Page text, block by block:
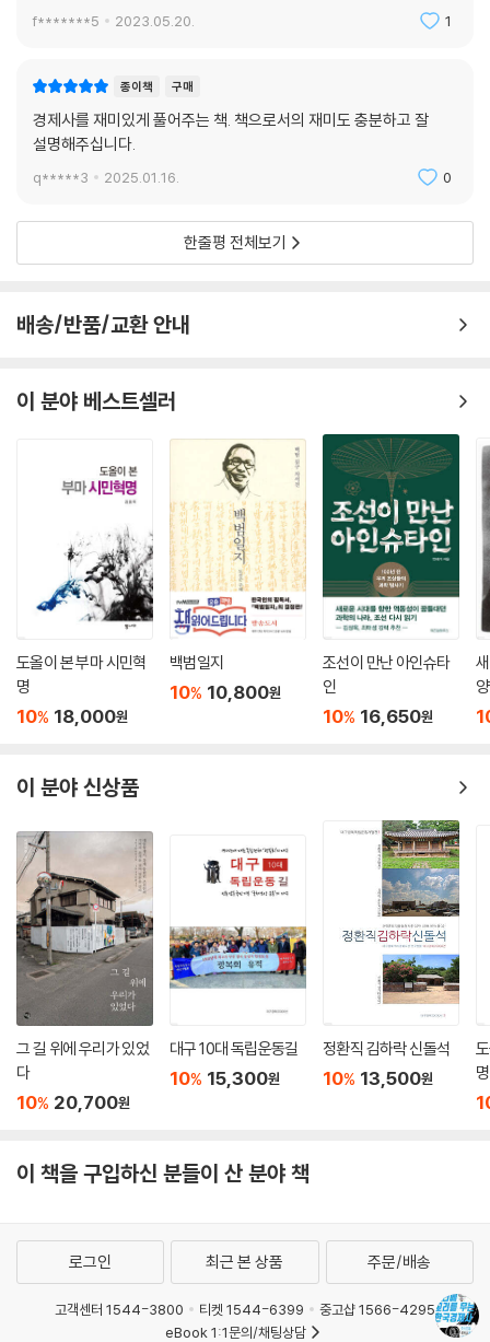
가 서민의 주식 투자와 같다면? / 미국 팀장과 함께하는 GVC 팀플 / 우리
란 말이 나오는데 / 대통령이 먹을 것 때문에 대국민 사과 / 외교 실패 한 방
이면 21조를 날릴 수 있다”
싶어집니다. 더 이상 지루하거나 어렵게 경제사에 입문할 필요가 없습니
습니다. 도대체 국제 상황이 왜 이렇게 돌아가는지 이제야 알겠다는 반응
고 싶었던 거예요. 그래야 오늘이 내일을 어떤 모양으로 만들어낼지 가늠
운 경제 이야기를 처음부터 지금까지 친절하게 설명하려고 노력해 왔기 때
문일 겁니다. ─〈머리말〉 중에서(5~7쪽)
은행 & 기업 요새 세계적으로 금리 엄청 낮은데? 일단 빌려서 뭐라도 하자.
미국 우리 경제 지금 너무 활황인데? 버블이다. 금리 올려.
동남아 야야, 큰일이다. 투자금 빠진다. (와르르 경제 무너지는 소리)
한국 아니, 우리 투자금 돌려줘야죠. … 여보세요? 듣고 있니?
─〈3-2. 금모으기운동, 정말 도움됐을까?〉 중에서(229쪽)
채권 시장도 그렇고 주식 시장도 계속 공매매 이야기가 나오지요? 공매매,
즉 공매수와 공매도는 주식 거래 기법입니다. 공매매를 하려면 그냥 돈을
을 갖고 있지 않은 상황에서 돈을 빌려 매수나 매도 주문을 넣고, 만기가 돌
아오기 전에 진짜로 사거나 (사서) 판 다음 차익을 버는 겁니다. 좀 어려운
부분이니까 예시를 들어볼게요. ……
사람1 이거 꼭 오르는데. 진짜 오르는데.
사람2 너 돈 없잖아?
사람1 공매수 된대. 일단 사려고.
사람2 돈은?
사람1 지금 당장 안 내도 돼. 청산일에 내면 돼. 그때까진 돈 빌려줄 사람 생
길 거야.
사람2 돈 빌리는 게 그렇게 쉽냐?
사람1 청산일에 이득만 나봐. 금세 높은 이자를 받을 수 있으니까 너도나도
빌려주려고 할걸?
(진짜 오름)
사람1 그것 봐라. 주식 창 보여주고 당일 상환에 이자 10% 주겠다니까 바
로 빌릴 수 있더라고. ─〈4-1. 왜 아버지가 ‘주식 하면 삼대가 망한다’고 말
f*******5 2023.05.20. 1
종이책 구매
경제사를 재미있게 풀어주는 책. 책으로서의 재미도 충분하고 잘
설명해주십니다.
q*****3 2025.01.16. 0
한줄평 전체보기
배송/반품/교환 안내
이 분야 베스트셀러
도올이 본 부마 시민혁
명
10% 18,000원
백범일지
10% 10,800원
조선이 만난 아인슈타
인
10% 16,650원
이 분야 신상품
그 길 위에 우리가 있었
다
10% 20,700원
대구 10대 독립운동길
10% 15,300원
정환직 김하락 신돌석
10% 13,500원
명
이 책을 구입하신 분들이 산 분야 책
로그인 최근 본 상품 주문/배송
고객센터 1544-3800 티켓 1544-6399
중고샵 1566-4295
eBook 1:1문의/채팅상담